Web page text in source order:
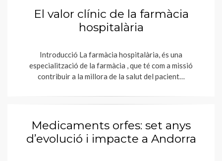
El valor clínic de la farmàcia
hospitalària
Introducció La farmàcia hospitalària, és una
especialització de la farmàcia , que té com a missió
contribuir a la millora de la salut del pacient…
Medicaments orfes: set anys
d’evolució i impacte a Andorra